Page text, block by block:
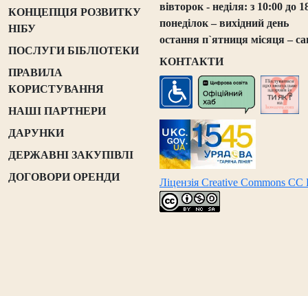
КОНЦЕПЦІЯ РОЗВИТКУ
НІБУ
ПОСЛУГИ БІБЛІОТЕКИ
ПРАВИЛА
КОРИСТУВАННЯ
НАШІ ПАРТНЕРИ
ДАРУНКИ
ДЕРЖАВНІ ЗАКУПІВЛІ
ДОГОВОРИ ОРЕНДИ
вівторок - неділя: з 10:00 до
понеділок – вихідний день
остання п`ятниця місяця –
КОНТАКТИ
Ліцензія Creative Commons